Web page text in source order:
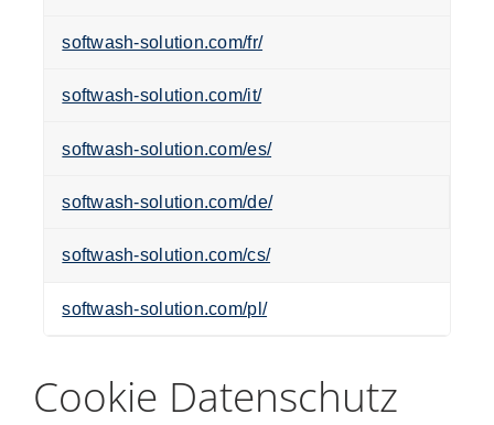
softwash-solution.com/fr/
softwash-solution.com/it/
softwash-solution.com/es/
softwash-solution.com/de/
softwash-solution.com/cs/
softwash-solution.com/pl/
Cookie Datenschutz